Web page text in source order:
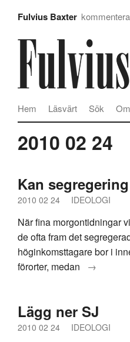
Fulvius Baxter
Om
Sök
Läsvärt
Hem
2010 02 24
Kan
2010 02 24 IDEOLOGI
När fina morgontidningar
de ofta fram det
höginkomsttagare bor i
förorter, medan
→
Lägg ner SJ
2010 02 24 IDEOLOGI